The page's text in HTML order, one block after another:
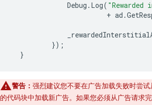
Debug . Log(
+ ad .
});
}
警告： 强烈建议您不要在广告加载失败时尝
的代码块中加载新广告。如果您必须从广告请求